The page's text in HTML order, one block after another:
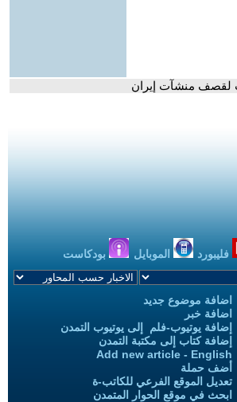
لقصف منشآت إيران
فليبورد الموبايل بودكاست
اضافة موضوع جديد
اضافة خبر
إضافة يوتيوب-فلم إلى يوتيوب التمدن
إضافة كتاب إلى مكتبة التمدن
Add new article - English
أضف حملة
تعديل الموقع الفرعي للكاتب-ة
ابحث في موقع الحوار المتمدن